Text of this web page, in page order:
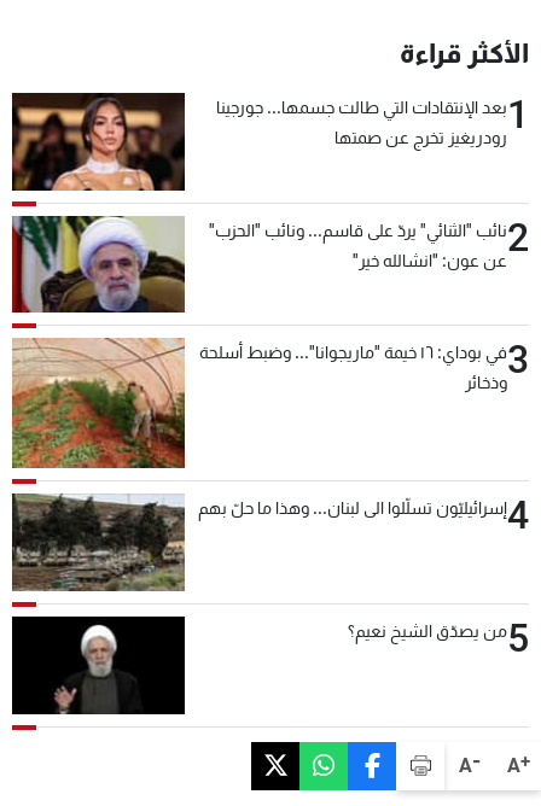
A+
A-
الأكثر قراءة
1بعد الإنتقادات التي طالت جسمها... جورجينا
رودريغيز تخرج عن صمتها
2نائب "الثنائي" يردّ على قاسم... ونائب "الحزب"
عن عون: "انشالله خير"
3
في بوداي: ١٦ خيمة "ماريجوانا"... وضبط أسلحة
وذخائر
4إسرائيليّون تسلّلوا الى لبنان... وهذا ما حلّ بهم
5من يصدّق الشيخ نعيم؟